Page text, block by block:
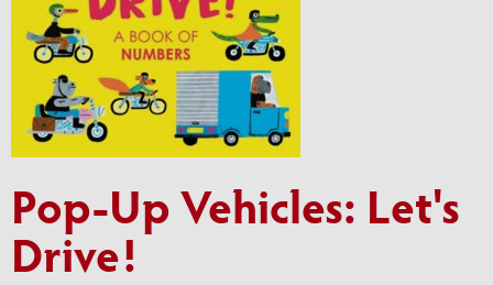
Pop-Up Vehicles: Let's
Drive!